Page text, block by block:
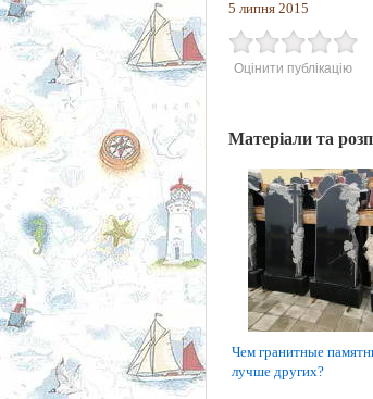
5 липня 2015
Оцінити публікацію
Матеріали та
Чем гранитные
лучше других?